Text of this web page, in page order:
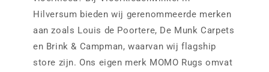
Hilversum bieden wij gerenommeerde merken
aan zoals Louis de Poortere, De Munk Carpets
en Brink & Campman, waarvan wij flagship
store zijn. Ons eigen merk MOMO Rugs omvat